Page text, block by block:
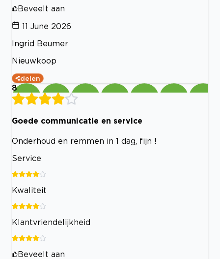
Beveelt aan
11 June 2026
Ingrid Beumer
Nieuwkoop
delen
8
Goede communicatie en service
Onderhoud en remmen in 1 dag, fijn !
Service
Kwaliteit
Klantvriendelijkheid
Beveelt aan